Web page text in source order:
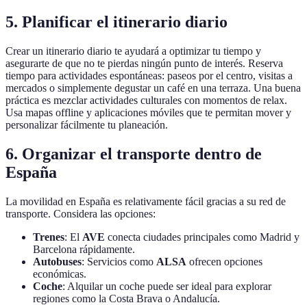
5. Planificar el itinerario diario
Crear un itinerario diario te ayudará a optimizar tu tiempo y
asegurarte de que no te pierdas ningún punto de interés. Reserva
tiempo para actividades espontáneas: paseos por el centro, visitas a
mercados o simplemente degustar un café en una terraza. Una buena
práctica es mezclar actividades culturales con momentos de relax.
Usa mapas offline y aplicaciones móviles que te permitan mover y
personalizar fácilmente tu planeación.
6. Organizar el transporte dentro de
España
La movilidad en España es relativamente fácil gracias a su red de
transporte. Considera las opciones:
Trenes: El AVE conecta ciudades principales como Madrid y
Barcelona rápidamente.
Autobuses: Servicios como ALSA ofrecen opciones
económicas.
Coche: Alquilar un coche puede ser ideal para explorar
regiones como la Costa Brava o Andalucía.